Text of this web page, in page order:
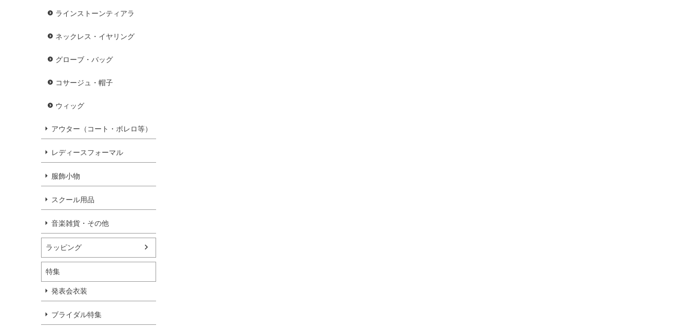
ラインストーンティアラ
ネックレス・イヤリング
グローブ・バッグ
コサージュ・帽子
ウィッグ
アウター（コート・ボレロ等）
レディースフォーマル
服飾小物
スクール用品
音楽雑貨・その他
ラッピング
特集
発表会衣装
ブライダル特集